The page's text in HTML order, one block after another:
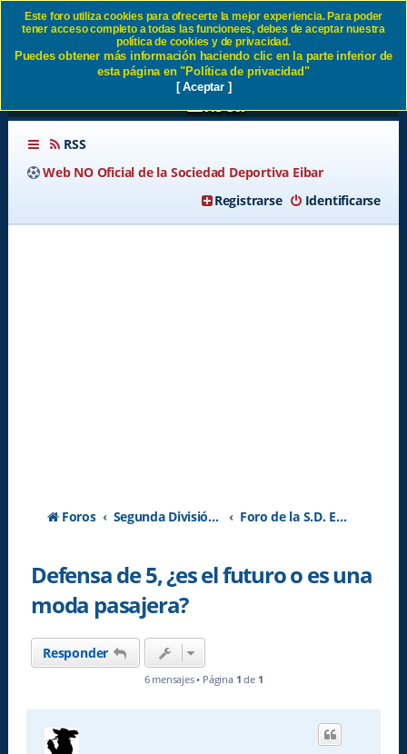
Defensa de 5, ¿es el futuro o
es una moda pasajera? SD
Eibar
RSS
Web NO Oficial de la Sociedad Deportiva Eibar
Identificarse
Registrarse
Foros Segunda División A - Temporada 2026-2027 Foro de la S.D. Eibar
Defensa de 5, ¿es el futuro o es una
moda pasajera?
Responder
6 mensajes • Página 1 de 1
Este foro utiliza cookies para ofrecerte la mejor experiencia. Para poder
tener acceso completo a todas las funcionees, debes de aceptar nuestra
política de cookies y de privacidad.
Puedes obtener más información haciendo clic en la parte inferior de
esta página en "Política de privacidad"
[ Aceptar ]